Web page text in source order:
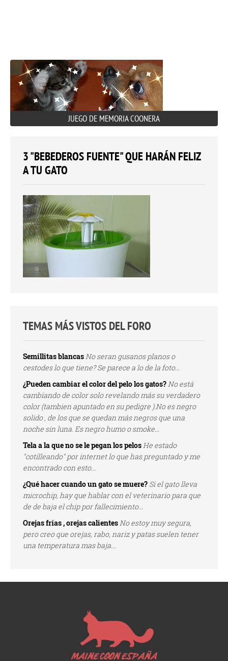
JUEGO DE MEMORIA COONERA
3 "BEBEDEROS FUENTE" QUE HARÁN FELIZ
A TU GATO
TEMAS MÁS VISTOS DEL FORO
Semillitas blancasNo seran gusanos planos o
cestodes lo que tiene? Se parece a lo de la foto...
¿Pueden cambiar el color del pelo los gatos?No está
cambiando de color solo revelando más su verdadero
color (tambien apuntado en su pedigre ).No es negro
solido , de los que se quedan más negros que una
noche sin luna. Es negro humo o smoke...
Tela a la que no se le pegan los pelosHe estado
"cotilleando" por internet lo que has preguntado y me
encontrado con esto...
¿Qué hacer cuando un gato se muere? Si el gato lleva
microchip, hay que hablar con el veterinario para que
de de baja el chip por fallecimiento...
Orejas frías , orejas calientesNo estoy muy segura,
pero creo que orejas, rabo, nariz y patas suelen tener
una temperatura mas baja...